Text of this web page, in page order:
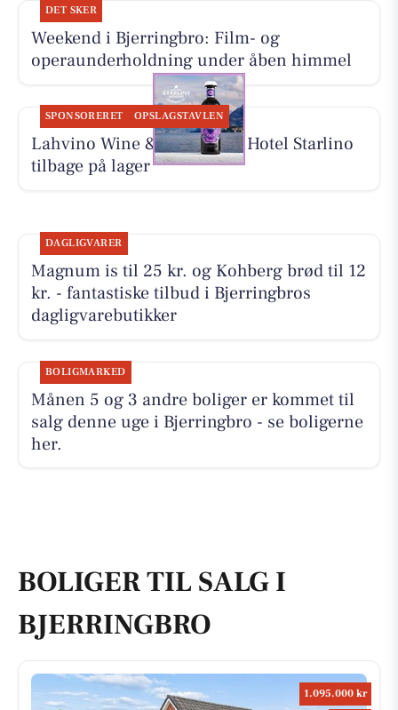
DET SKER
Weekend i Bjerringbro: Film- og
operaunderholdning under åben himmel
SPONSORERET OPSLAGSTAVLEN
Lahvino Wine & Spirits har Hotel Starlino
tilbage på lager
DAGLIGVARER
Magnum is til 25 kr. og Kohberg brød til 12
kr. - fantastiske tilbud i Bjerringbros
dagligvarebutikker
BOLIGMARKED
Månen 5 og 3 andre boliger er kommet til
salg denne uge i Bjerringbro - se boligerne
her.
BOLIGER TIL SALG I
BJERRINGBRO
1.095.000 kr